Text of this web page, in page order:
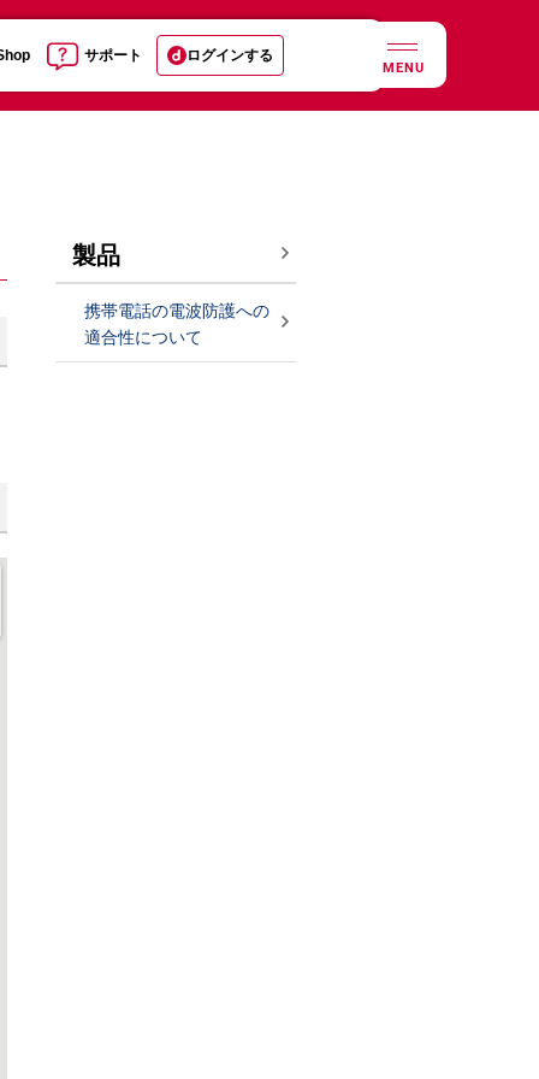
サポート ログインする
MENU
製品
携帯電話の電波防護への
適合性について